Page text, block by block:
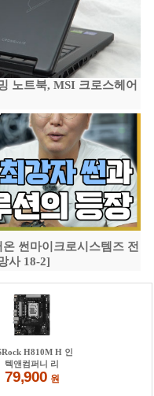
노트북, MSI 크로스헤어
썬마이크로시스템즈 전
사 18-2]